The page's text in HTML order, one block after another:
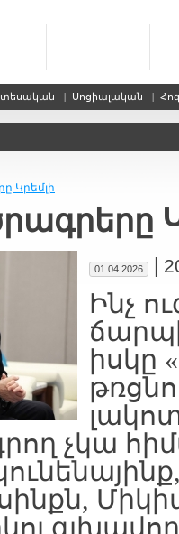
| Սոցիալական |
Կրեմլի
01.04.2026 |
Ինչ
իսկը
չկա
գլխավոր